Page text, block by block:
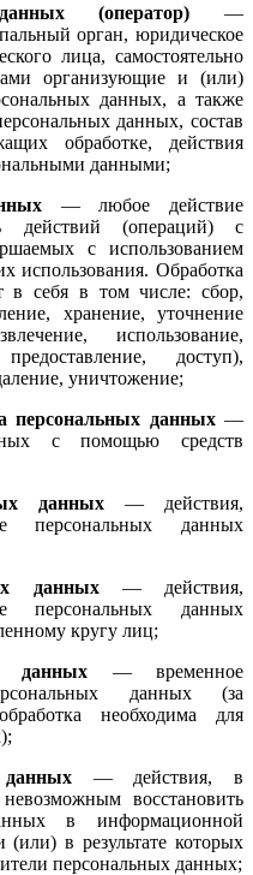
(оператор) —
орган, юридическое
лица, самостоятельно
организующие и (или)
данных, а также
данных, состав
обработке, действия
данными;
— любое действие
действий (операций) с
с использованием
использования. Обработка
в себя в том числе: сбор,
хранение, уточнение
использование,
доступ),
уничтожение;
персональных данных—
с помощью средств
данных — действия,
персональных данных
данных— действия,
персональных данных
кругу лиц;
данных — временное
данных (за
необходима для
— действия, в
невозможным восстановить
в информационной
в результате которых
персональных данных;